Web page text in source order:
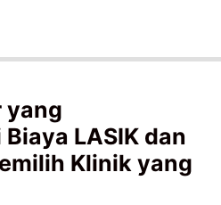
yang
LASIK dan
Klinik yang